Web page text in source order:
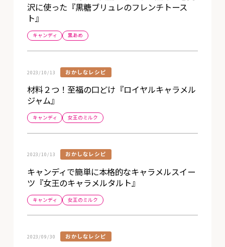
沢に使った『黒糖ブリュレのフレンチトース
ト』
キャンディ 黒あめ
2023/10/13 おかしなレシピ
材料２つ！至福の口どけ『ロイヤルキャラメル
ジャム』
キャンディ 女王のミルク
2023/10/13 おかしなレシピ
キャンディで簡単に本格的なキャラメルスイー
ツ『女王のキャラメルタルト』
キャンディ 女王のミルク
2023/09/30 おかしなレシピ